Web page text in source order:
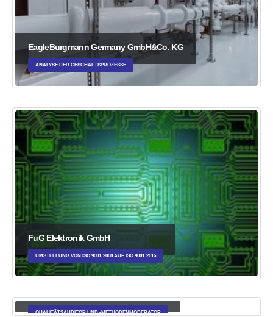
EagleBurgmann Germany GmbH&Co. KG
ANALYSE DER GESCHÄFTSPROZESSE
FuG Elektronik GmbH
UMSTELLUNG VON ISO 9001:2008 AUF ISO 9001:2015
QUALITÄTSAUDITOR UND -METHODENMODERATOR